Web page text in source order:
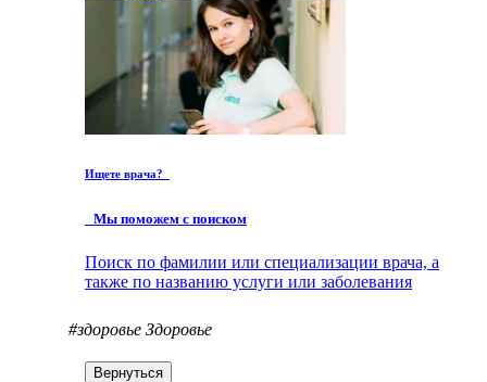
Ищете врача?
Мы поможем с поиском
Поиск по фамилии или специализации врача, а
также по названию услуги или заболевания
#здоровье Здоровье
Вернуться